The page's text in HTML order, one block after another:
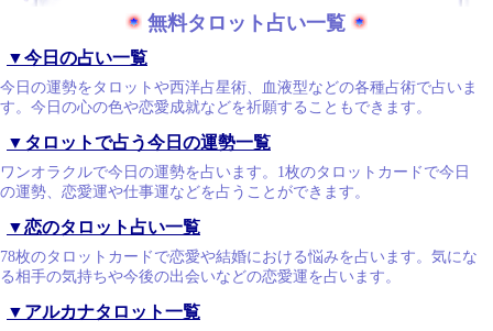
無料タロット占い一覧
▼今日の占い一覧
今日の運勢をタロットや西洋占星術、血液型などの各種占術で占いま
す。今日の心の色や恋愛成就などを祈願することもできます。
▼タロットで占う今日の運勢一覧
ワンオラクルで今日の運勢を占います。1枚のタロットカードで今日
の運勢、恋愛運や仕事運などを占うことができます。
▼恋のタロット占い一覧
78枚のタロットカードで恋愛や結婚における悩みを占います。気にな
る相手の気持ちや今後の出会いなどの恋愛運を占います。
▼アルカナタロット一覧